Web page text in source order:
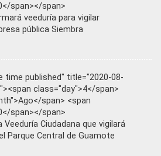
span></span>
veeduría para vigilar
pública Siembra
time published" title="2020-08-
class="day">4</span>
span> <span
span></span>
Veeduría Ciudadana que vigilará
Parque Central de Guamote